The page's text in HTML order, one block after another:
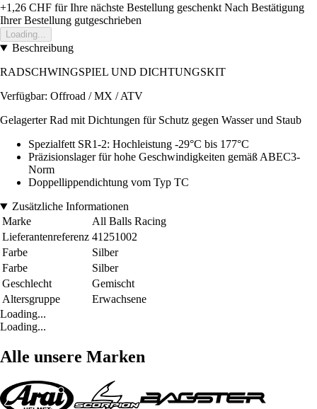
+1,26 CHF für Ihre nächste Bestellung geschenkt Nach Bestätigung
Ihrer Bestellung gutgeschrieben
Loading...
Beschreibung
RADSCHWINGSPIEL UND DICHTUNGSKIT
Verfügbar: Offroad / MX / ATV
Gelagerter Rad mit Dichtungen für Schutz gegen Wasser und Staub
Spezialfett SR1-2: Hochleistung -29°C bis 177°C
Präzisionslager für hohe Geschwindigkeiten gemäß ABEC3-
Norm
Doppellippendichtung vom Typ TC
Zusätzliche Informationen
Marke
All Balls Racing
Lieferantenreferenz 41251002
Farbe
Silber
Farbe
Silber
Geschlecht
Gemischt
Altersgruppe
Erwachsene
Loading...
Loading...
Alle unsere Marken